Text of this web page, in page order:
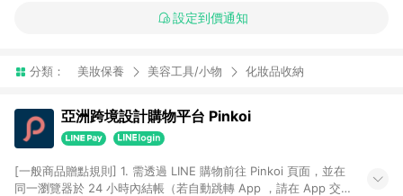
設定到價通知
分類： 美妝保養 美容工具/小物 化妝品收納
亞洲跨境設計購物平台 Pinkoi
[一般商品贈點規則] 1. 需透過 LINE 購物前往 Pinkoi 頁面，並在
同一瀏覽器於 24 小時內結帳（若自動跳轉 App ，請在 App 交